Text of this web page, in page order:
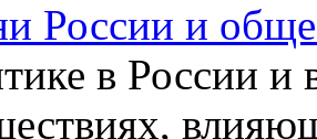
России и
в России и